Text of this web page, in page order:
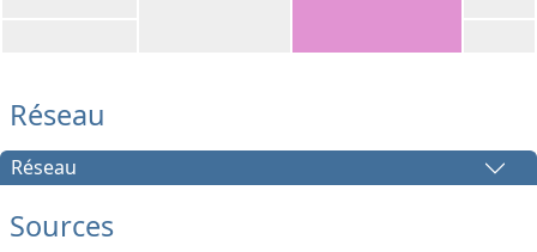
Réseau
Réseau
Sources